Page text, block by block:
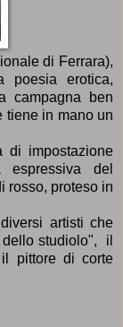
di Ferrara),
poesia erotica,
campagna ben
tiene in mano un
di impostazione
del
rosso, proteso in
artisti che
studiolo", il
pittore di corte